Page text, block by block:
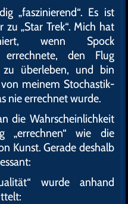
„faszinierend“. Es ist
zu „Star Trek“. Mich hat
wenn Spock
errechnete, den Flug
überleben, und bin
meinem Stochastik-
nie errechnet wurde.
die Wahrscheinlichkeit
„errechnen“ wie die
Kunst. Gerade deshalb
wurde anhand